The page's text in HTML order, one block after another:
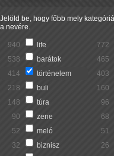
Jelöld be, hogy főbb mely
a nevére.
940 life 772
538
barátok 465
414
történelem 403
218
buli 160
148
túra 96
90
zene 68
52
meló 51
32
biznisz 26